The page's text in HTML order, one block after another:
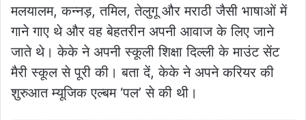
मलयालम, कन्नड़, तमिल, तेलुगू और मराठी जैसी भाषाओं में
गाने गाए थे और वह बेहतरीन अपनी आवाज के लिए जाने
जाते थे। केके ने अपनी स्कूली शिक्षा दिल्ली के माउंट सेंट
मैरी स्कूल से पूरी की। बता दें, केके ने अपने करियर की
शुरुआत म्यूजिक एल्बम ‘पल’ से की थी।